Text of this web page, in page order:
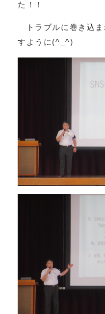
た！！
トラブルに巻き込ま
すように(^_^)